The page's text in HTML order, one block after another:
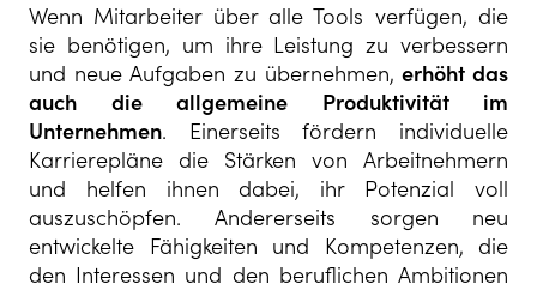
Wenn Mitarbeiter über alle Tools verfügen, die
sie benötigen, um ihre Leistung zu verbessern
und neue Aufgaben zu übernehmen,erhöht das
auch die allgemeine Produktivität im
Unternehmen. Einerseits fördern individuelle
Karrierepläne die Stärken von Arbeitnehmern
und helfen ihnen dabei, ihr Potenzial voll
auszuschöpfen. Andererseits sorgen neu
entwickelte Fähigkeiten und Kompetenzen, die
den Interessen und den beruflichen Ambitionen